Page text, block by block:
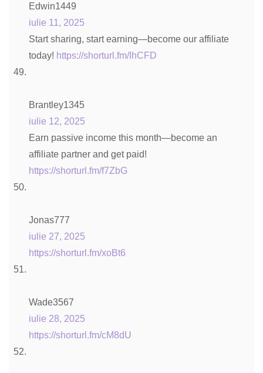
Edwin1449
iulie 11, 2025
Start sharing, start earning—become our affiliate
today! https://shorturl.fm/IhCFD
Brantley1345
iulie 12, 2025
Earn passive income this month—become an
affiliate partner and get paid!
https://shorturl.fm/f7ZbG
Jonas777
iulie 27, 2025
https://shorturl.fm/xoBt6
Wade3567
iulie 28, 2025
https://shorturl.fm/cM8dU